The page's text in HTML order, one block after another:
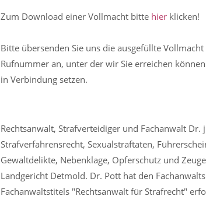
Zum Download einer Vollmacht bitte hier klicken!
Bitte übersenden Sie uns die ausgefüllte
Rufnummer an, unter der wir Sie erreichen
in Verbindung setzen.
Rechtsanwalt, Strafverteidiger und Fachanwalt Dr.
Strafverfahrensrecht, Sexualstraftaten,
Gewaltdelikte, Nebenklage, Opferschutz und
Landgericht Detmold. Dr. Pott hat den
Fachanwaltstitels "Rechtsanwalt für Strafrecht"